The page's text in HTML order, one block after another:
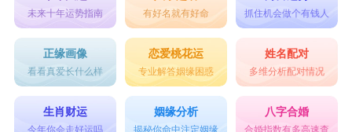
未来十年运势指南 有好名就有好命 抓住机会做个有钱人
正缘画像
看看真爱长什么样
恋爱桃花运
专业解答姻缘困惑
姓名配对
多维分析配对情况
生肖财运 姻缘分析 八字合婚